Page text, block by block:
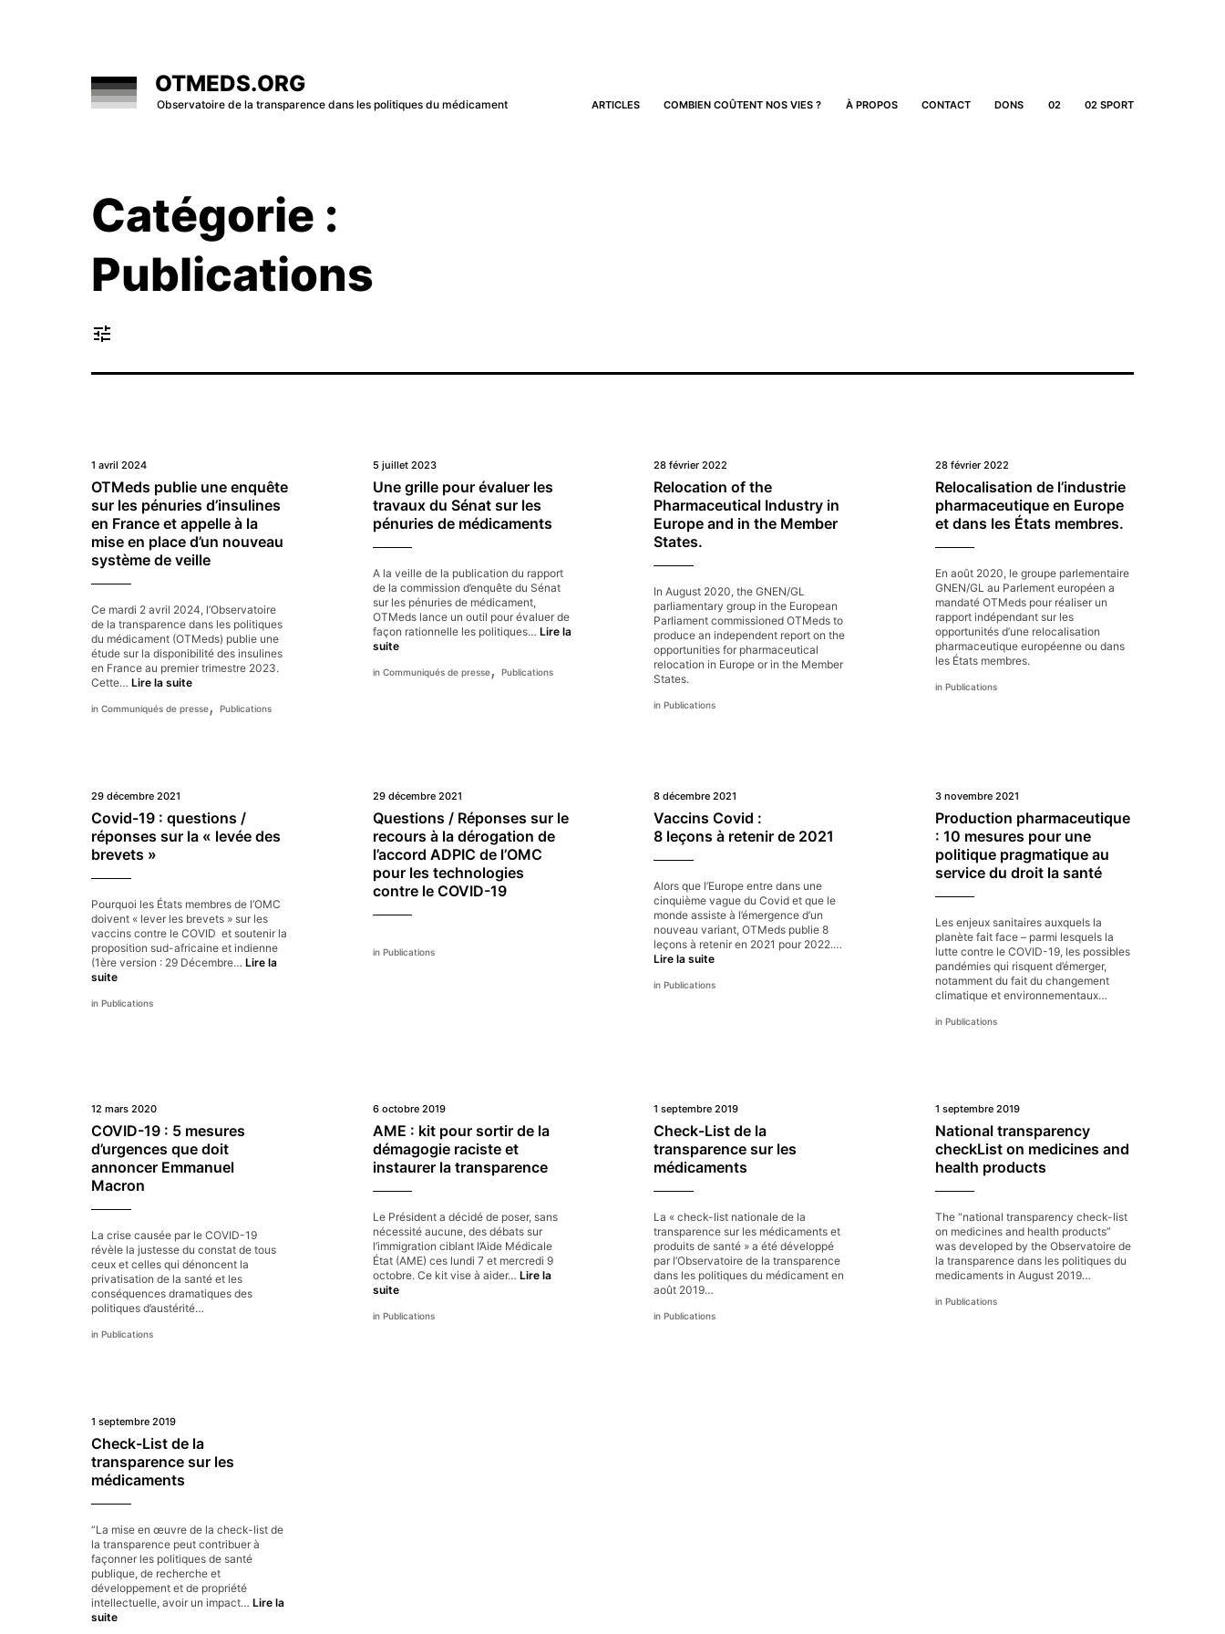
OTMEDS.ORG
Observatoire de la transparence dans les politiques du médicament ARTICLES COMBIEN COÛTENT NOS VIES ? À PROPOS CONTACT DONS 02 02 SPORT
Catégorie :
Publications
tune
1 avril 2024
OTMeds publie une enquête
sur les pénuries d’insulines
en France et appelle à la
mise en place d’un nouveau
système de veille
Ce mardi 2 avril 2024, l’Observatoire
de la transparence dans les politiques
du médicament (OTMeds) publie une
étude sur la disponibilité des insulines
en France au premier trimestre 2023.
Cette… Lire la suiteOTMeds
une
France
et
appelle
en
place
d’un
nouveau
système
Communiqués de presse, Publications
5 juillet 2023
Une grille pour évaluer les
travaux du Sénat sur les
pénuries de médicaments
A la veille de la publication du rapport
de la commission d’enquête du Sénat
sur les pénuries de médicament,
OTMeds lance un outil pour évaluer de
façon rationnelle les politiques… Lire la
suiteUne
pour
pénuries
médicaments
Communiqués de presse, Publications
28 février 2022
Relocation of the
Pharmaceutical Industry in
Europe and in the Member
States.
In August 2020, the GNEN/GL
parliamentary group in the European
Parliament commissioned OTMeds to
produce an independent report on the
opportunities for pharmaceutical
relocation in Europe or in the Member
States.
Publications
28 février 2022
Relocalisation de l’industrie
pharmaceutique en Europe
et dans les États membres.
En août 2020, le groupe parlementaire
GNEN/GL au Parlement européen a
mandaté OTMeds pour réaliser un
rapport indépendant sur les
opportunités d’une relocalisation
pharmaceutique européenne ou dans
les États membres.
Publications
29 décembre 2021
Covid-19 : questions /
réponses sur la « levée des
brevets »
Pourquoi les États membres de l’OMC
doivent « lever les brevets » sur les
vaccins contre le COVID et soutenir la
proposition sud-africaine et indienne
(1ère version : 29 Décembre… Lire la
suiteCovid-
:
levée
brevets »
Publications
29 décembre 2021
Questions / Réponses sur le
recours à la dérogation de
l’accord ADPIC de l’OMC
pour les technologies
contre le COVID-19
Publications
8 décembre 2021
Vaccins Covid :
8 leçons à retenir de 2021
Alors que l’Europe entre dans une
cinquième vague du Covid et que le
monde assiste à l’émergence d’un
nouveau variant, OTMeds publie 8
leçons à retenir en 2021 pour 2022.…
Lire la suiteVaccins
8
Publications
3 novembre 2021
Production pharmaceutique
: 10 mesures pour une
politique pragmatique au
service du droit la santé
Les enjeux sanitaires auxquels la
planète fait face – parmi lesquels la
lutte contre le COVID-19, les possibles
pandémies qui risquent d’émerger,
notamment du fait du changement
climatique et environnementaux…
Publications
12 mars 2020
COVID-19 : 5 mesures
d’urgences que doit
annoncer Emmanuel
Macron
La crise causée par le COVID-19
révèle la justesse du constat de tous
ceux et celles qui dénoncent la
privatisation de la santé et les
conséquences dramatiques des
politiques d’austérité…
Publications
6 octobre 2019
AME : kit pour sortir de la
démagogie raciste et
instaurer la transparence
Le Président a décidé de poser, sans
nécessité aucune, des débats sur
l’immigration ciblant l’Aide Médicale
État (AME) ces lundi 7 et mercredi 9
octobre. Ce kit vise à aider… Lire la
suiteAME
kit
Publications
1 septembre 2019
Check-List de la
transparence sur les
médicaments
La « check-list nationale de la
transparence sur les médicaments et
produits de santé » a été développé
par l’Observatoire de la transparence
dans les politiques du médicament en
août 2019…
Publications
1 septembre 2019
National transparency
checkList on medicines and
health products
The “national transparency check-list
on medicines and health products”
was developed by the Observatoire de
la transparence dans les politiques du
medicaments in August 2019…
Publications
1 septembre 2019
Check-List de la
transparence sur les
médicaments
“La mise en œuvre de la check-list de
la transparence peut contribuer à
façonner les politiques de santé
publique, de recherche et
développement et de propriété
intellectuelle, avoir un impact… Lire la
suiteCheck-